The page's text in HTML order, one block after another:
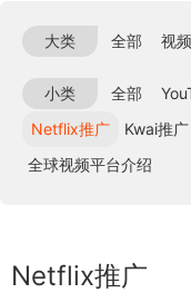
大类 全部 视
小类 全部
Netflix推广
Kwai推广
全球视频平台介绍
Netflix推广